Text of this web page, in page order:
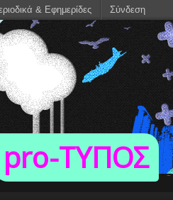
pro-TΥΠΟΣ
& Εφημερίδες Σύνδεση